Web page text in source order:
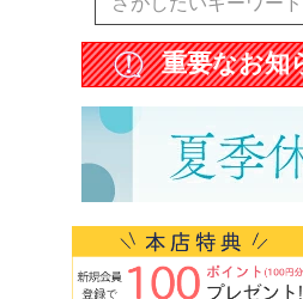
重要なお知